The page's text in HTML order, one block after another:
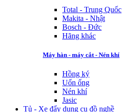
Total - Trung Quốc
Makita - Nhật
Bosch - Đức
Hãng khác
Máy hàn - máy cắt - Nén khí
Hồng ký
Uốn ống
Nén khí
Jasic
Tủ - Xe đẩy dụng cụ đồ nghề